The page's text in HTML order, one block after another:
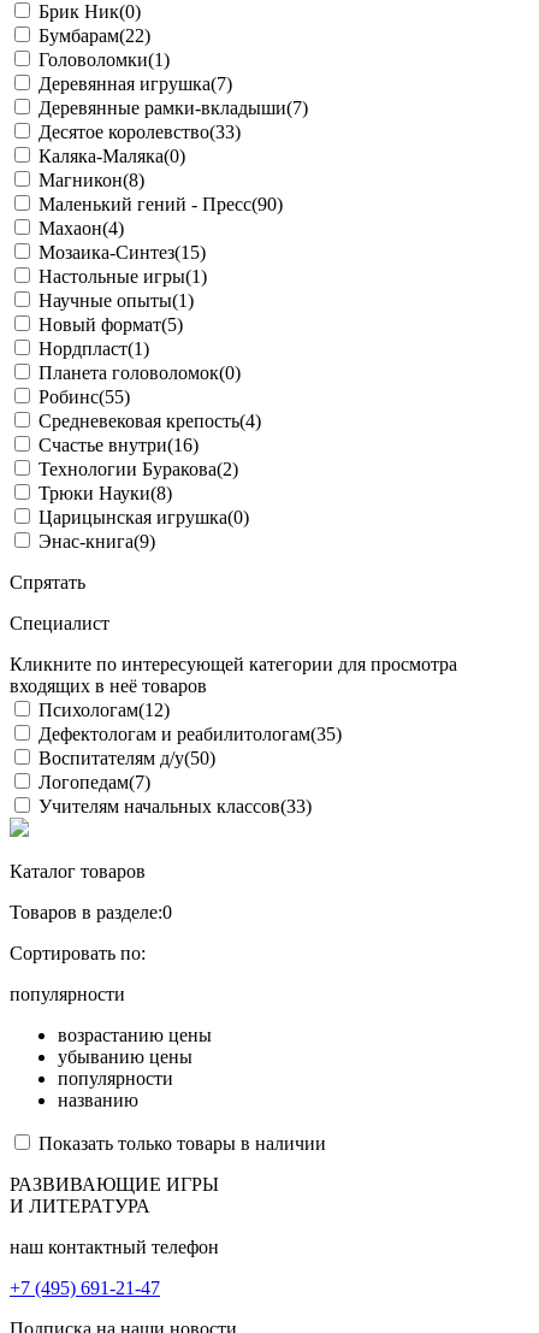
Брик Ник(0)
Бумбарам(22)
Головоломки(1)
Деревянная игрушка(7)
Деревянные рамки-вкладыши(7)
Десятое королевство(33)
Каляка-Маляка(0)
Магникон(8)
Маленький гений - Пресс(90)
Махаон(4)
Мозаика-Синтез(15)
Настольные игры(1)
Научные опыты(1)
Новый формат(5)
Нордпласт(1)
Планета головоломок(0)
Робинс(55)
Средневековая крепость(4)
Счастье внутри(16)
Технологии Буракова(2)
Трюки Науки(8)
Царицынская игрушка(0)
Энас-книга(9)
Спрятать
Специалист
Кликните по интересующей категории для просмотра
входящих в неё товаров
Психологам(12)
Дефектологам и реабилитологам(35)
Воспитателям д/у(50)
Логопедам(7)
Учителям начальных классов(33)
Каталог товаров
Товаров в разделе:0
Сортировать по:
популярности
возрастанию цены
убыванию цены
популярности
названию
Показать только товары в наличии
РАЗВИВАЮЩИЕ ИГРЫ
И ЛИТЕРАТУРА
наш контактный телефон
+7 (495) 691-21-47
Подписка на наши новости